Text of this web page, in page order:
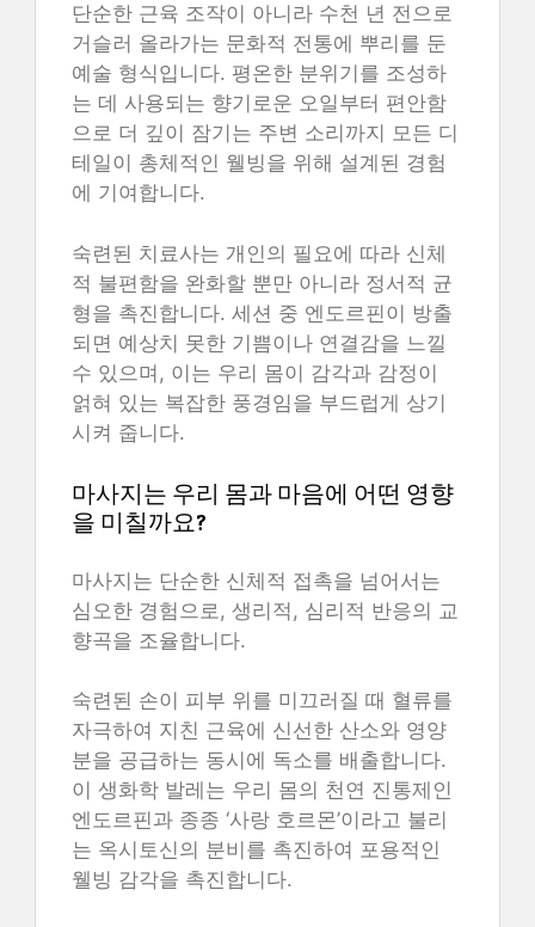
단순한 근육 조작이 아니라 수천 년 전으로
거슬러 올라가는 문화적 전통에 뿌리를 둔
예술 형식입니다. 평온한 분위기를 조성하
는 데 사용되는 향기로운 오일부터 편안함
으로 더 깊이 잠기는 주변 소리까지 모든 디
테일이 총체적인 웰빙을 위해 설계된 경험
에 기여합니다.
숙련된 치료사는 개인의 필요에 따라 신체
적 불편함을 완화할 뿐만 아니라 정서적 균
형을 촉진합니다. 세션 중 엔도르핀이 방출
되면 예상치 못한 기쁨이나 연결감을 느낄
수 있으며, 이는 우리 몸이 감각과 감정이
얽혀 있는 복잡한 풍경임을 부드럽게 상기
시켜 줍니다.
마사지는 우리 몸과 마음에 어떤 영향
을 미칠까요?
마사지는 단순한 신체적 접촉을 넘어서는
심오한 경험으로, 생리적, 심리적 반응의 교
향곡을 조율합니다.
숙련된 손이 피부 위를 미끄러질 때 혈류를
자극하여 지친 근육에 신선한 산소와 영양
분을 공급하는 동시에 독소를 배출합니다.
이 생화학 발레는 우리 몸의 천연 진통제인
엔도르핀과 종종 ‘사랑 호르몬’이라고 불리
는 옥시토신의 분비를 촉진하여 포용적인
웰빙 감각을 촉진합니다.